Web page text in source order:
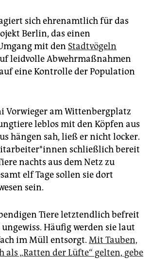
sich ehrenamtlich für das
Berlin, das einen
mit den Stadtvögeln
leidvolle Abwehrmaßnahmen
eine Kontrolle der Population
Vorwieger am Wittenbergplatz
leblos mit den Köpfen aus
hängen sah, ließ er nicht locker.
schließlich bereit
nachts aus dem Netz zu
elf Tage sollen sie dort
sein.
Tiere letztendlich befreit
Häufig werden sie laut
im Müll entsorgt. Mit Tauben,
als „Ratten der Lüfte“ gelten, gebe